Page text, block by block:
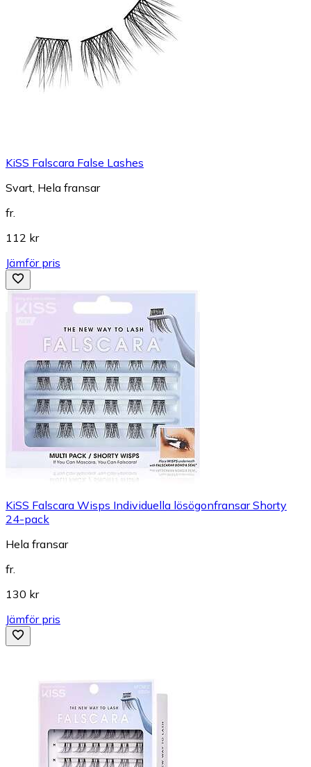
KiSS Falscara False Lashes
Svart, Hela fransar
fr.
112 kr
Jämför pris
KiSS Falscara Wisps Individuella lösögonfransar Shorty
24-pack
Hela fransar
fr.
130 kr
Jämför pris